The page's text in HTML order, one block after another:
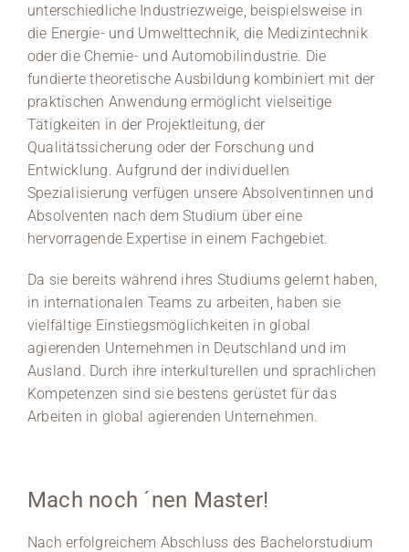
unterschiedliche Industriezweige, beispielsweise in
die Energie- und Umwelttechnik, die Medizintechnik
oder die Chemie- und Automobilindustrie. Die
fundierte theoretische Ausbildung kombiniert mit der
praktischen Anwendung ermöglicht vielseitige
Tätigkeiten in der Projektleitung, der
Qualitätssicherung oder der Forschung und
Entwicklung. Aufgrund der individuellen
Spezialisierung verfügen unsere Absolventinnen und
Absolventen nach dem Studium über eine
hervorragende Expertise in einem Fachgebiet.
Da sie bereits während ihres Studiums gelernt haben,
in internationalen Teams zu arbeiten, haben sie
vielfältige Einstiegsmöglichkeiten in global
agierenden Unternehmen in Deutschland und im
Ausland. Durch ihre interkulturellen und sprachlichen
Kompetenzen sind sie bestens gerüstet für das
Arbeiten in global agierenden Unternehmen.
Mach noch ´nen Master!
Nach erfolgreichem Abschluss des Bachelorstudium